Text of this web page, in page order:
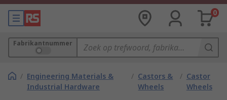
0
Fabrikantnummer
/ Engineering Materials &
Industrial Hardware
/ Castors &
Wheels
/ Castor
Wheels